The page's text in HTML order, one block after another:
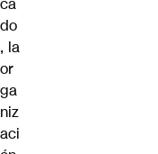
ca
do
, la
or
ga
niz
aci